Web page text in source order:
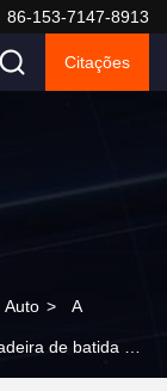
86-153-7147-8913
Citações
Auto > A
de batida do